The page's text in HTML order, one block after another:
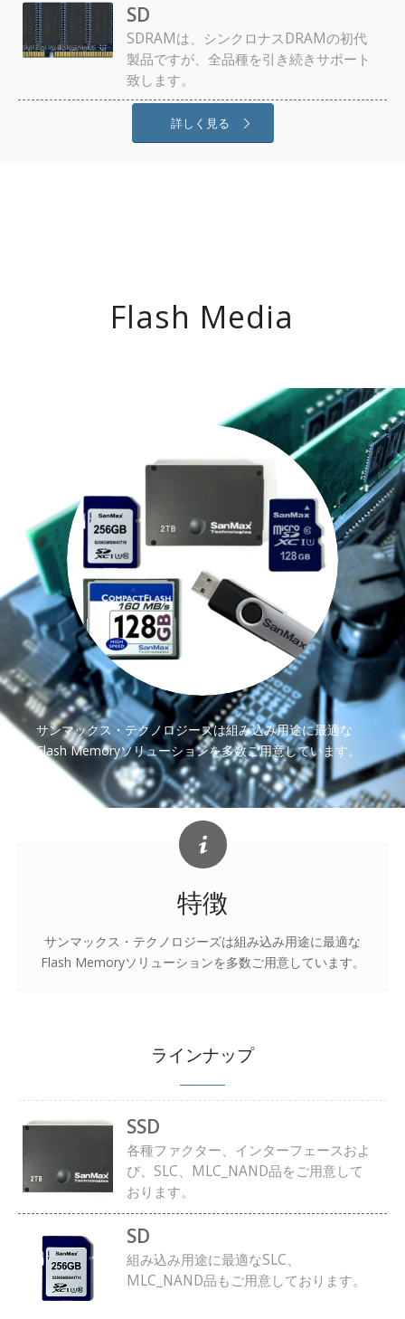
SD
SDRAMは、シンクロナスDRAMの初代
製品ですが、全品種を引き続きサポート
致します。
詳しく見る
Flash Media
サンマックス・テクノロジーズは組み込み用途に最適な
Flash Memoryソリューションを多数ご用意しています。
特徴
サンマックス・テクノロジーズは組み込み用途に最適な
Flash Memoryソリューションを多数ご用意しています。
ラインナップ
SSD
各種ファクター、インターフェースおよ
び、SLC、MLC_NAND品をご用意して
おります。
SD
組み込み用途に最適なSLC、
MLC_NAND品もご用意しております。